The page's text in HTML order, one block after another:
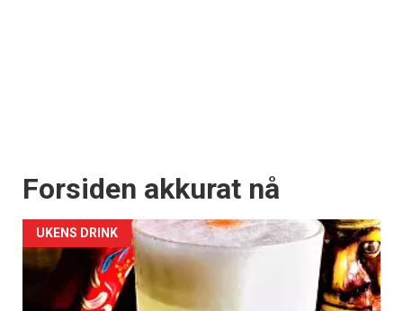
Forsiden akkurat nå
UKENS DRINK